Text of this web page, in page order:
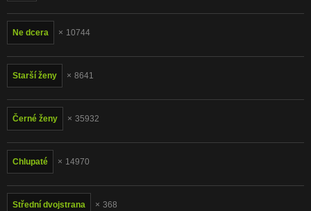
Ne dcera 10744
Starší ženy 8641
Černé ženy 35932
Chlupaté 14970
Střední dvojstrana 368